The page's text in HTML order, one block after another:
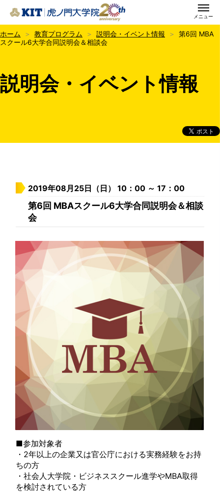
KIT虎ノ門大学院
メニュー
ホーム 教育プログラム 説明会・イベント情報
第6回 MBA
スクール6大学合同説明会＆相談会
説明会・イベント情報
2019年08月25日（日） 10：00 ～ 17：00
第6回 MBAスクール6大学合同説明会＆相談
会
■参加対象者
・2年以上の企業又は官公庁における実務経験をお持
ちの方
・社会人大学院・ビジネススクール進学やMBA取得
を検討されている方